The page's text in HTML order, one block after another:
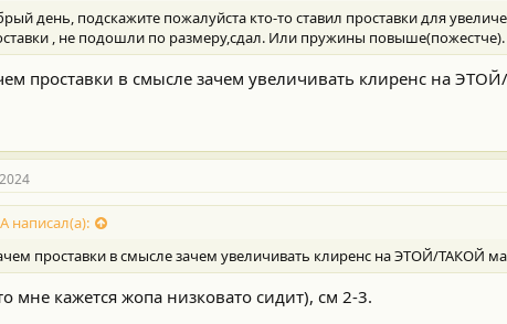
день, подскажите пожалуйста кто-то ставил проставки для
, не подошли по размеру,сдал. Или пружины повыше(пожестче).
проставки в смысле зачем увеличивать клиренс на
написал(а):
проставки в смысле зачем увеличивать клиренс на ЭТОЙ/ТАКОЙ
мне кажется жопа низковато сидит), см 2-3.